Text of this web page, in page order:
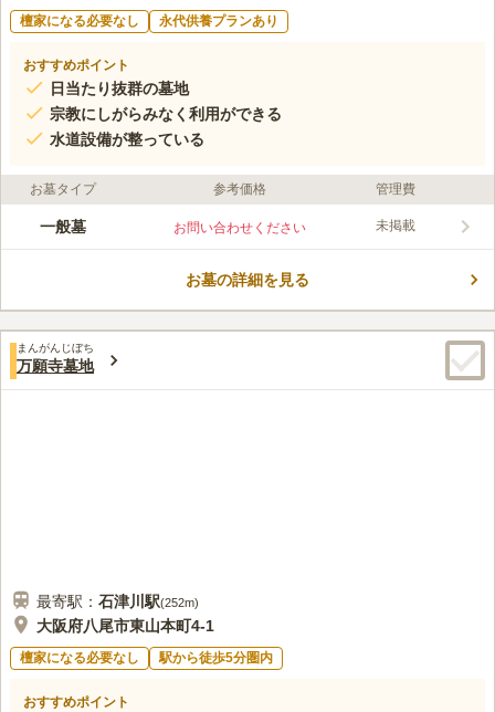
檀家になる必要なし 永代供養プランあり
おすすめポイント
日当たり抜群の墓地
宗教にしがらみなく利用ができる
水道設備が整っている
お墓タイプ 参考価格 管理費
一般墓 お問い合わせください 未掲載
お墓の詳細を見る
まんがんじぼち
万願寺墓地
最寄駅： 石津川駅(252m)
大阪府八尾市東山本町4-1
檀家になる必要なし 駅から徒歩5分圏内
おすすめポイント